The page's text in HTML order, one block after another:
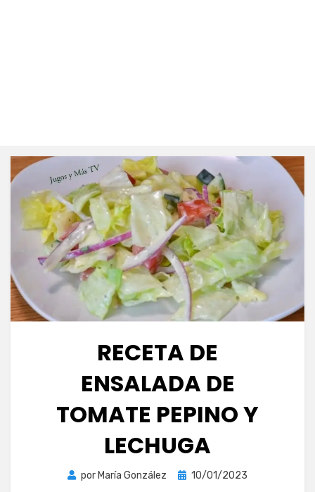
RECETA DE
ENSALADA DE
TOMATE PEPINO Y
LECHUGA
por María González
Publicada
10/01/2023